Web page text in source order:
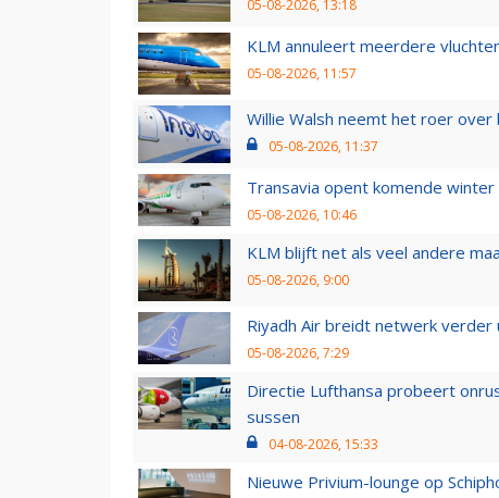
05-08-2026, 13:18
KLM annuleert meerdere
05-08-2026, 11:57
Willie Walsh neemt het roer
05-08-2026, 11:37
Transavia opent komende
05-08-2026, 10:46
KLM blijft net als veel andere
05-08-2026, 9:00
Riyadh Air breidt netwerk
05-08-2026, 7:29
Directie Lufthansa probeert
sussen
04-08-2026, 15:33
Nieuwe Privium-lounge op